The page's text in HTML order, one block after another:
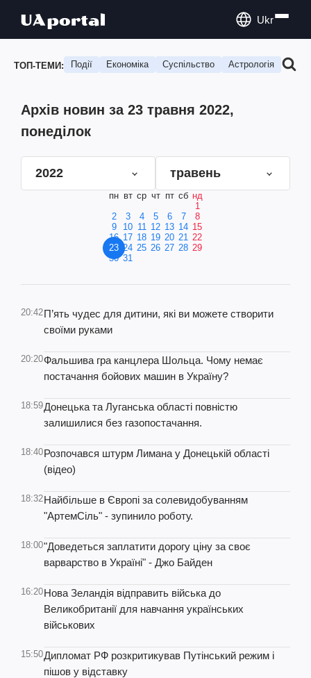
Ukr
ТОП-ТЕМИ: Події Економіка Суспільство Астрологія
Архів новин за 23 травня 2022,
понеділок
2022 травень
пн вт ср чт пт сб нд
1
2
3 4 5 6 7
8
9
10 11 12 13 14 15
16 17 18 19 20 21 22
23 24 25 26 27 28 29
30 31
20:42П’ять чудес для дитини, які ви можете створити
своїми руками
20:20Фальшива гра канцлера Шольца. Чому немає
постачання бойових машин в Україну?
18:59Донецька та Луганська області повністю
залишилися без газопостачання.
18:40Розпочався штурм Лимана у Донецькій області
(відео)
18:32Найбільше в Європі за солевидобуванням
"АртемСіль" - зупинило роботу.
18:00"Доведеться заплатити дорогу ціну за своє
варварство в Україні" - Джо Байден
16:20Нова Зеландія відправить війська до
Великобританії для навчання українських
військових
15:50Дипломат РФ розкритикував Путінський режим і
пішов у відставку